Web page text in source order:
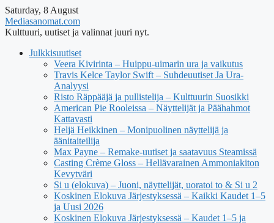
Saturday, 8 August
Mediasanomat.com
Kulttuuri, uutiset ja valinnat juuri nyt.
Julkkisuutiset
Veera Kivirinta – Huippu-uimarin ura ja vaikutus
Travis Kelce Taylor Swift – Suhdeuutiset Ja Ura-
Analyysi
Risto Räppääjä ja pullistelija – Kulttuurin Suosikki
American Pie Rooleissa – Näyttelijät ja Päähahmot
Kattavasti
Heljä Heikkinen – Monipuolinen näyttelijä ja
äänitaiteilija
Max Payne – Remake-uutiset ja saatavuus Steamissä
Casting Crème Gloss – Hellävarainen Ammoniakiton
Kevytväri
Si u (elokuva) – Juoni, näyttelijät, uoratoi to & Si u 2
Koskinen Elokuva Järjestyksessä – Kaikki Kaudet 1–5
ja Uusi 2026
Koskinen Elokuva Järjestyksessä – Kaudet 1–5 ja